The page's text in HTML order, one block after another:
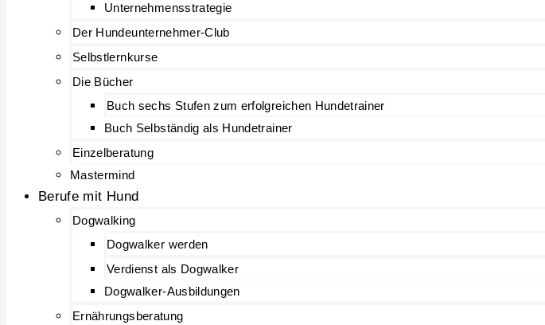
Unternehmensstrategie
Der Hundeunternehmer-Club
Selbstlernkurse
Die Bücher
Buch sechs Stufen zum erfolgreichen Hundetrainer
Buch Selbständig als Hundetrainer
Einzelberatung
Mastermind
Berufe mit Hund
Dogwalking
Dogwalker werden
Verdienst als Dogwalker
Dogwalker-Ausbildungen
Ernährungsberatung